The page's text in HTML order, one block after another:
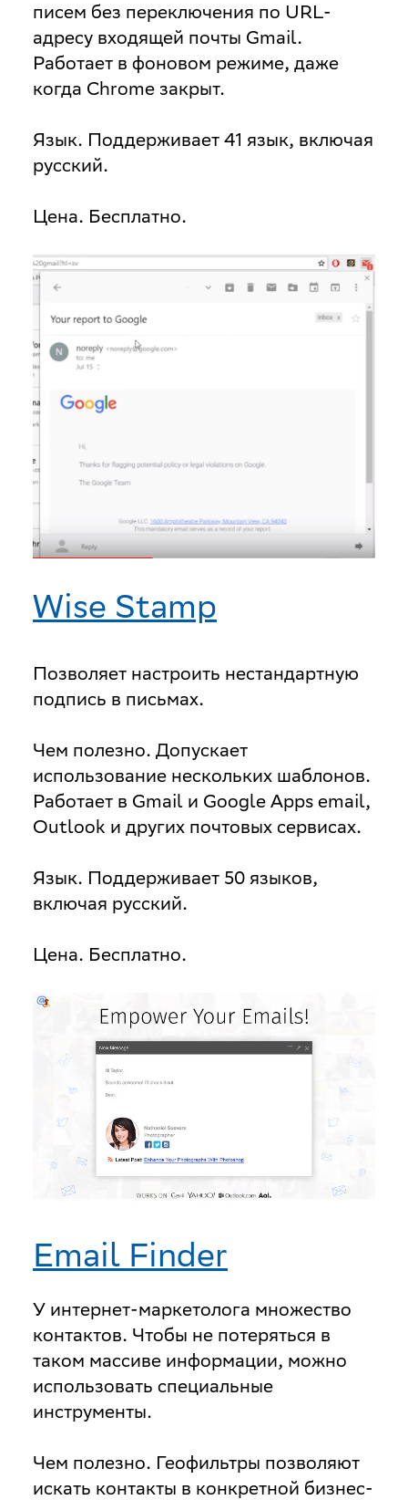
писем без переключения по URL-
адресу входящей почты Gmail.
Работает в фоновом режиме, даже
когда Chrome закрыт.
Язык. Поддерживает 41 язык, включая
русский.
Цена. Бесплатно.
Wise Stamp
Позволяет настроить нестандартную
подпись в письмах.
Чем полезно. Допускает
использование нескольких шаблонов.
Работает в Gmail и Google Apps email,
Outlook и других почтовых сервисах.
Язык. Поддерживает 50 языков,
включая русский.
Цена. Бесплатно.
Email Finder
У интернет-маркетолога множество
контактов. Чтобы не потеряться в
таком массиве информации, можно
использовать специальные
инструменты.
Чем полезно. Геофильтры позволяют
искать контакты в конкретной бизнес-